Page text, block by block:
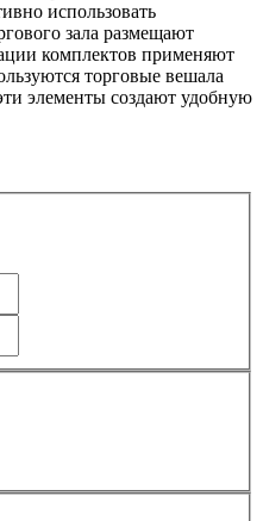
использовать
зала размещают
комплектов применяют
торговые вешала
элементы создают удобную